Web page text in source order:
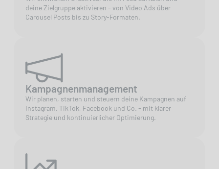
deine Zielgruppe aktivieren - von Video Ads über
Carousel Posts bis zu Story-Formaten.
Kampagnenmanagement
Wir planen, starten und steuern deine Kampagnen auf
Instagram, TikTok, Facebook und Co. - mit klarer
Strategie und kontinuierlicher Optimierung.